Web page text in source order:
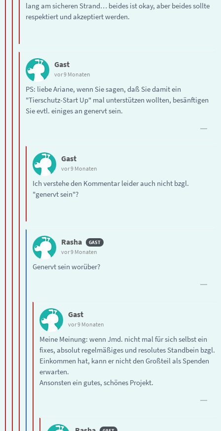
lang am sicheren Strand… beides ist okay, aber beides sollte
respektiert und akzeptiert werden.
Gast
vor 9 Monaten
PS: liebe Ariane, wenn Sie sagen, daß Sie damit ein
"Tierschutz-Start Up" mal unterstützen wollten, besänftigen
Sie evtl. einiges an genervt sein.
Gast
vor 9 Monaten
Ich verstehe den Kommentar leider auch nicht bzgl.
"genervt sein"?
Rasha
vor 9 Monaten
Genervt sein worüber?
Gast
vor 9 Monaten
Meine Meinung: wenn Jmd. nicht mal für sich selbst ein
fixes, absolut regelmäßiges und resolutes Standbein bzgl.
Einkommen hat, kann er nicht den Großteil als Spenden
erwarten.
Ansonsten ein gutes, schönes Projekt.